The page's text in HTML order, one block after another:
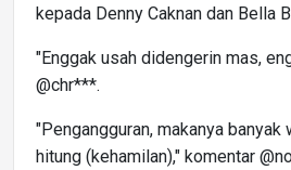
kepada Denny Caknan dan Bella
"Enggak usah didengerin mas,
@chr***.
"Pengangguran, makanya banyak
hitung (kehamilan)," komentar